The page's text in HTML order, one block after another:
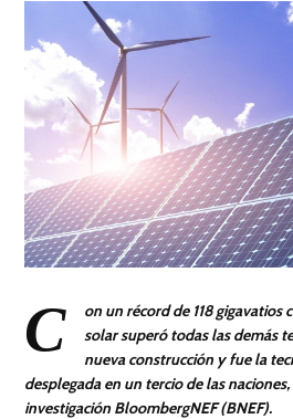
C
on un récord de 118 gigavatios
solar superó todas las demás
nueva construcción y fue la
desplegada en un tercio de las
investigación BloombergNEF (BNEF).